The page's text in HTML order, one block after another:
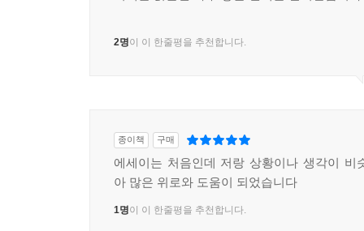
2명이 이 한줄평을 추천합니다.
종이책 구매
에세이는 처음인데 저랑 상황이나 생각이 비
아 많은 위로와 도움이 되었습니다
1명이 이 한줄평을 추천합니다.